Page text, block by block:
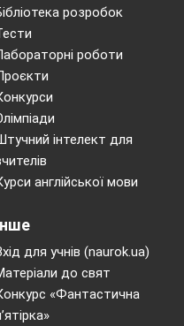
розробок
роботи
інтелект для
англійської мови
для учнів (naurok.ua)
до свят
«Фантастична